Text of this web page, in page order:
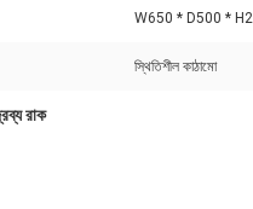
W650 * D500 *
স্থিতিশীল কাঠামো
রাক